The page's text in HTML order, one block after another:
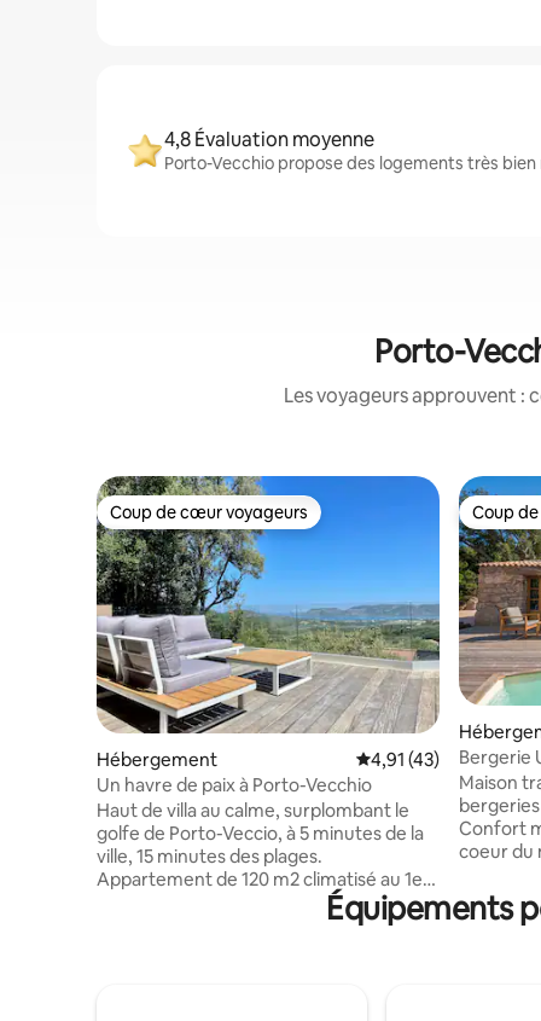
4,8 Évaluation moyenne
Porto-Vecchio propose des logements très bien
Porto-
Les voyageurs approuvent :
Coup de cœur voyageurs
Coup de cœur voyageurs
Hébergement Évaluation moyenne
4,91 (43)
Un havre de paix à Porto-Vecchio
Haut de villa au calme, surplombant le
golfe de Porto-Veccio, à 5 minutes de la
ville, 15 minutes des plages.
Appartement de 120 m2 climatisé au 1er
6x3 avec couloir de nage , terrasses de
Coup
Coup
Bergerie
Maison
Confort
coeur du
coin
Équipements